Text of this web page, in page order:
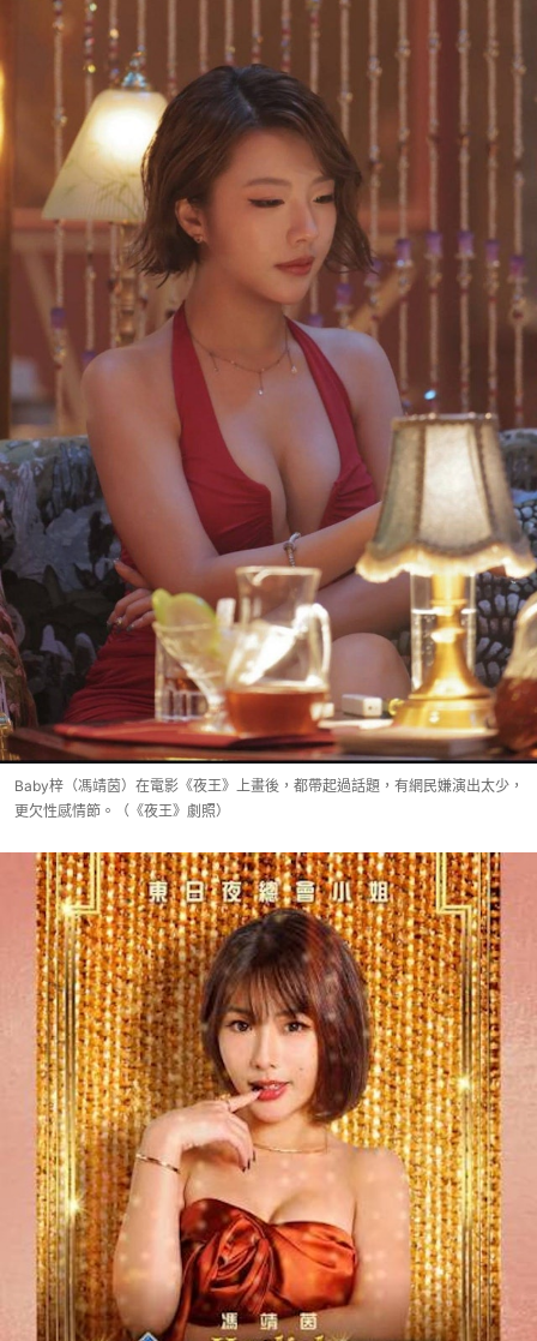
Baby梓（馮靖茵）在電影《夜王》上畫後，都帶起過話題，有網民嫌演出太少，
更欠性感情節。（《夜王》劇照）